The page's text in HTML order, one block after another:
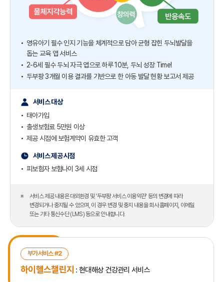
영유아기 필수 인지 기능을 체계적으로 담아 균형 잡힌 두뇌발달을
돕는 교육 앱 서비스
2-6세 필수 두뇌 자극 앱으로 하루 10분, 두뇌 성장 Time!
두부팡 3개월 이용 결과를 기반으로 한 아동 발달 현황 보고서 제공
서비스 대상
태아가입
출생보험료 5만원 이상
제공 시점에 보험계약이 유효한 고객
서비스 제공 시점
피보험자 보험나이 3세 시점
서비스 제공 내용은 대외환경 및 '두부팡 서비스 이용약관' 등의 변경에 따라
변경되거나 중지될 수 있으며, 이 경우 변경 및 중지 내용을 회사 홈페이지, 이메일
또는 기타 통신수단 (LMS) 등으로 안내합니다.
부가서비스 #2
하이헬스챌린지 : 현대해상 건강관리 서비스